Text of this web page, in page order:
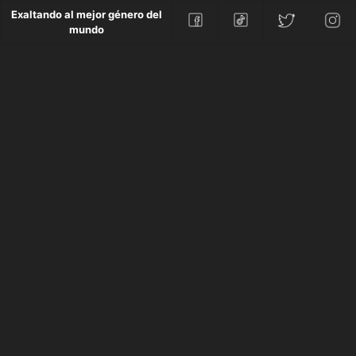
Exaltando al mejor género del
mundo